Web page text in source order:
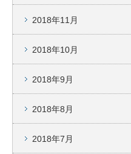
2018年11月
2018年10月
2018年9月
2018年8月
2018年7月